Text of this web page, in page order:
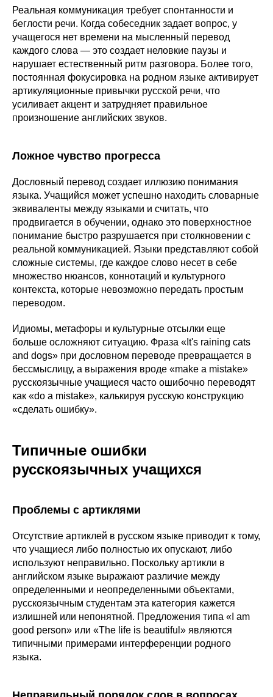
Реальная коммуникация требует спонтанности и
беглости речи. Когда собеседник задает вопрос, у
учащегося нет времени на мысленный перевод
каждого слова — это создает неловкие паузы и
нарушает естественный ритм разговора. Более того,
постоянная фокусировка на родном языке активирует
артикуляционные привычки русской речи, что
усиливает акцент и затрудняет правильное
произношение английских звуков.
Ложное чувство прогресса
Дословный перевод создает иллюзию понимания
языка. Учащийся может успешно находить словарные
эквиваленты между языками и считать, что
продвигается в обучении, однако это поверхностное
понимание быстро разрушается при столкновении с
реальной коммуникацией. Языки представляют собой
сложные системы, где каждое слово несет в себе
множество нюансов, коннотаций и культурного
контекста, которые невозможно передать простым
переводом.
Идиомы, метафоры и культурные отсылки еще
больше осложняют ситуацию. Фраза «It's raining cats
and dogs» при дословном переводе превращается в
бессмыслицу, а выражения вроде «make a mistake»
русскоязычные учащиеся часто ошибочно переводят
как «do a mistake», калькируя русскую конструкцию
«сделать ошибку».
Типичные ошибки
русскоязычных учащихся
Проблемы с артиклями
Отсутствие артиклей в русском языке приводит к тому,
что учащиеся либо полностью их опускают, либо
используют неправильно. Поскольку артикли в
английском языке выражают различие между
определенными и неопределенными объектами,
русскоязычным студентам эта категория кажется
излишней или непонятной. Предложения типа «I am
good person» или «The life is beautiful» являются
типичными примерами интерференции родного
языка.